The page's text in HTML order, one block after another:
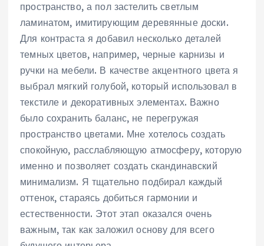
пространство, а пол застелить светлым
ламинатом, имитирующим деревянные доски.
Для контраста я добавил несколько деталей
темных цветов, например, черные карнизы и
ручки на мебели. В качестве акцентного цвета я
выбрал мягкий голубой, который использовал в
текстиле и декоративных элементах. Важно
было сохранить баланс, не перегружая
пространство цветами. Мне хотелось создать
спокойную, расслабляющую атмосферу, которую
именно и позволяет создать скандинавский
минимализм. Я тщательно подбирал каждый
оттенок, стараясь добиться гармонии и
естественности. Этот этап оказался очень
важным, так как заложил основу для всего